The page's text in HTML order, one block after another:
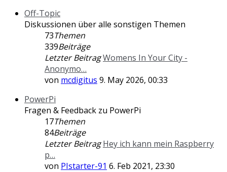
Off-Topic
Diskussionen über alle sonstigen Themen
73Themen
339Beiträge
Letzter BeitragWomens In Your City -
Anonymo…
von mcdigitus 9. May 2026, 00:33
PowerPi
Fragen & Feedback zu PowerPi
17Themen
84Beiträge
Letzter Beitrag Hey ich kann mein Raspberry
p…
von PIstarter-91 6. Feb 2021, 23:30